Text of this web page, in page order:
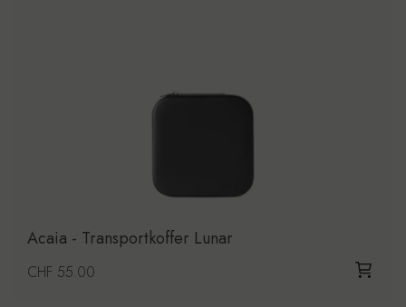
Acaia - Transportkoffer Lunar
Regulärer Preis
CHF 55.00